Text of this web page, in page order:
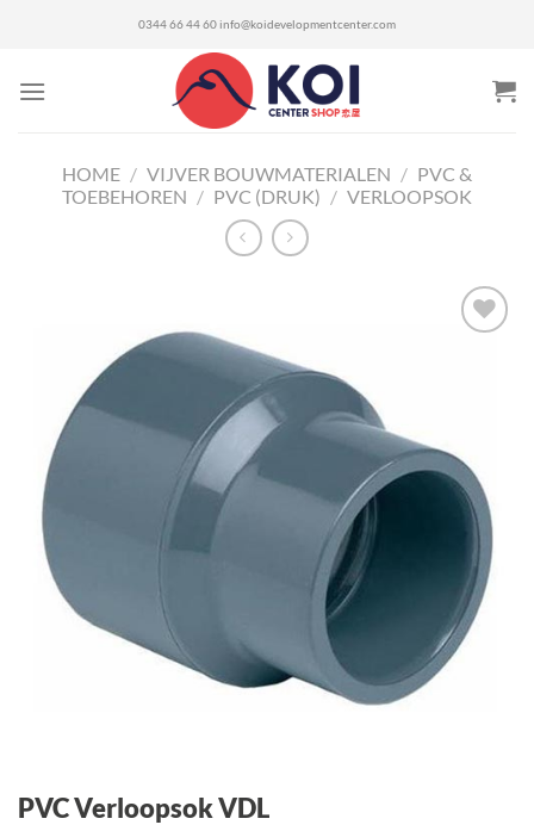
0344 66 44 60 info@koidevelopmentcenter.com
HOME / VIJVER BOUWMATERIALEN / PVC &
TOEBEHOREN / PVC (DRUK) / VERLOOPSOK
PVC Verloopsok VDL